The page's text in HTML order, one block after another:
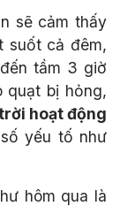
sẽ cảm thấy
suốt cả đêm,
tầm 3 giờ
quạt bị hỏng,
hoạt động
yếu tố như
hôm qua là